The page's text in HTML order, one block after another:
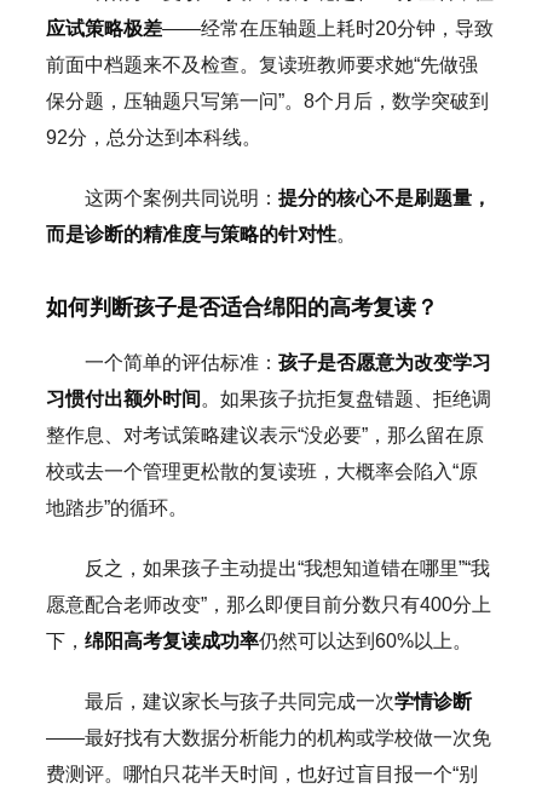
应试策略极差——经常在压轴题上耗时20分钟，导致
前面中档题来不及检查。复读班教师要求她“先做强
保分题，压轴题只写第一问”。8个月后，数学突破到
92分，总分达到本科线。
这两个案例共同说明： 提分的核心不是刷题量，
而是诊断的精准度与策略的针对性。
如何判断孩子是否适合绵阳的高考复读？
一个简单的评估标准： 孩子是否愿意为改变学习
习惯付出额外时间 。如果孩子抗拒复盘错题、拒绝调
整作息、对考试策略建议表示“没必要”，那么留在原
校或去一个管理更松散的复读班，大概率会陷入“原
地踏步”的循环。
反之，如果孩子主动提出“我想知道错在哪里”“我
愿意配合老师改变”，那么即便目前分数只有400分上
下， 绵阳高考复读成功率仍然可以达到60%以上。
最后，建议家长与孩子共同完成一次学情诊断
——最好找有大数据分析能力的机构或学校做一次免
费测评。哪怕只花半天时间，也好过盲目报一个“别